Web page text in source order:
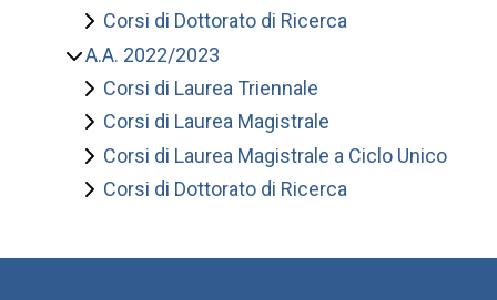
Corsi di Dottorato di Ricerca
A.A. 2022/2023
Corsi di Laurea Triennale
Corsi di Laurea Magistrale
Corsi di Laurea Magistrale a Ciclo Unico
Corsi di Dottorato di Ricerca